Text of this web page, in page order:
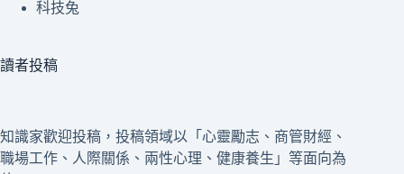
科技兔
讀者投稿
知識家歡迎投稿，投稿領域以「心靈勵志、商管財經、
職場工作、人際關係、兩性心理、健康養生」等面向為